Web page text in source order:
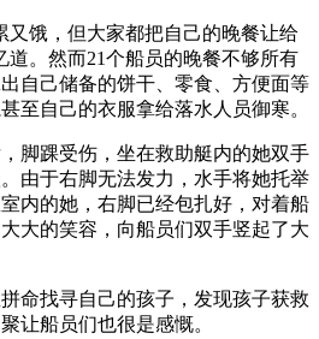
又饿，但大家都把自己的晚餐让给
道。然而21个船员的晚餐不够所有
自己储备的饼干、零食、方便面等
至自己的衣服拿给落水人员御寒。
脚踝受伤，坐在救助艇内的她双手
由于右脚无法发力，水手将她托举
内的她，右脚已经包扎好，对着船
大的笑容，向船员们双手竖起了大
命找寻自己的孩子，发现孩子获救
让船员们也很是感慨。